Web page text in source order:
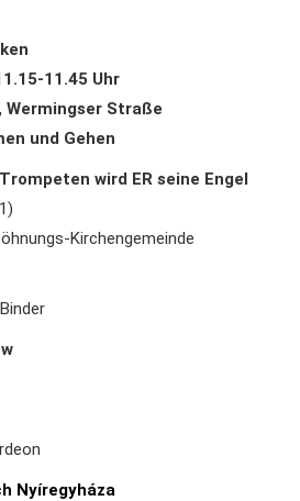
11.45 Uhr
Straße
und Gehen
wird ER seine Engel
Kirchengemeinde
Nyíregyháza